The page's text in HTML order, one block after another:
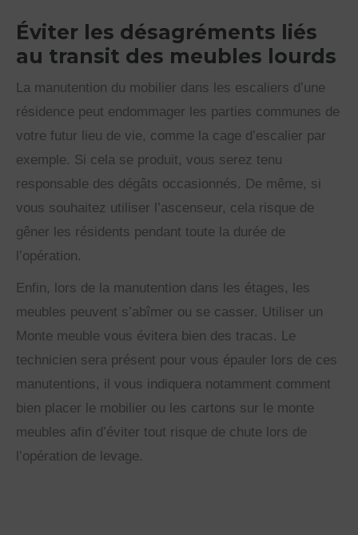
Éviter les désagréments liés
au transit des meubles lourds
La manutention du mobilier dans les escaliers d’une
résidence peut endommager les parties communes de
votre futur lieu de vie, comme la cage d’escalier par
exemple. Si cela se produit, vous serez tenu
responsable des dégâts occasionnés. De même, si
vous souhaitez utiliser l’ascenseur, cela risque de
gêner les résidents pendant toute la durée de
l’opération.
Enfin, lors de la manutention dans les étages, les
meubles peuvent s’abîmer ou se casser. Utiliser un
Monte meuble vous évitera bien des tracas. Le
technicien sera présent pour vous épauler lors de ces
manutentions, il vous indiquera notamment comment
bien placer le mobilier ou les cartons sur le monte
meubles afin d’éviter tout risque de chute lors de
l’opération de levage.